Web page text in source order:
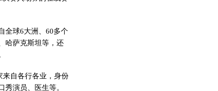
全球6大洲、60多个
哈萨克斯坦等，还
来自各行各业，身份
演员、医生等。